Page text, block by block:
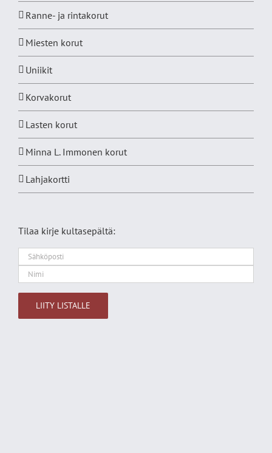
Ranne- ja rintakorut
Miesten korut
Uniikit
Korvakorut
Lasten korut
Minna L. Immonen korut
Lahjakortti
Tilaa kirje kultasepältä: